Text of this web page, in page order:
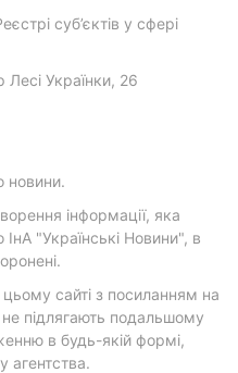
суб’єктів у сфері
Українки, 26
новини.
інформації, яка
ІнА "Українські Новини", в
цьому сайті з посиланням на
не підлягають подальшому
в будь-якій формі,
агентства.